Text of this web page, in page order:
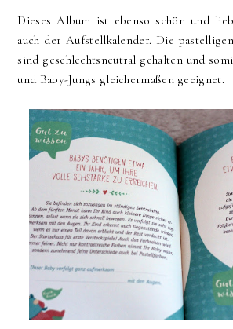
Dieses Album ist ebenso schön und
auch der Aufstellkalender. Die
sind geschlechtsneutral gehalten und
und Baby-Jungs gleichermaßen geeignet.